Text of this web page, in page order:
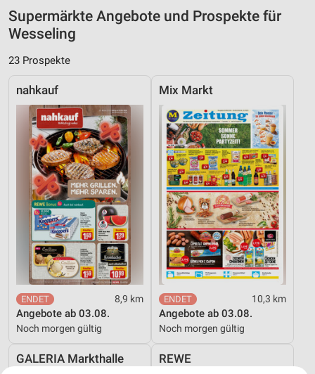
Supermärkte Angebote und Prospekte für
Wesseling
23 Prospekte
nahkauf
8,9 km
Angebote ab 03.08.
Noch morgen gültig
Mix Markt
10,3 km
Angebote ab 03.08.
Noch morgen gültig
GALERIA Markthalle REWE